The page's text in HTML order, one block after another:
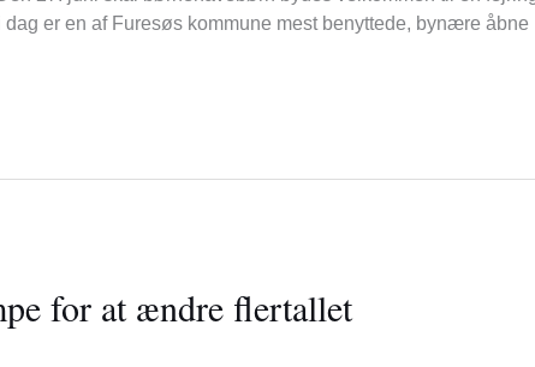
er en af Furesøs kommune mest benyttede, bynære åbne
for at ændre flertallet